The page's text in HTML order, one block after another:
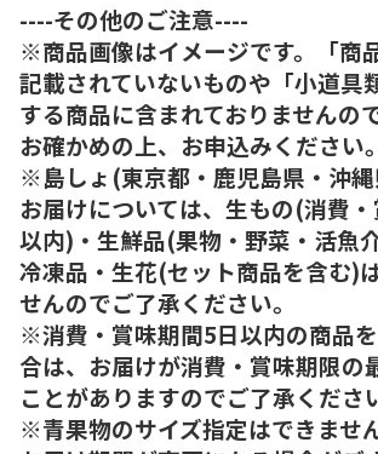
----その他のご注意----
※商品画像はイメージです。「商
記載されていないものや「小道具
する商品に含まれておりませんの
お確かめの上、お申込みください。
※島しょ(東京都・鹿児島県・沖
お届けについては、生もの(消費
以内)・生鮮品(果物・野菜・活魚
冷凍品・生花(セット商品を含む)
せんのでご了承ください。
※消費・賞味期間5日以内の商品
合は、お届けが消費・賞味期限の
ことがありますのでご了承くださ
※青果物のサイズ指定はできませ